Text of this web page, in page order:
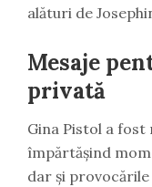
alături de
Mesaje
privată
Gina Pistol a fost
împărtășind
dar și